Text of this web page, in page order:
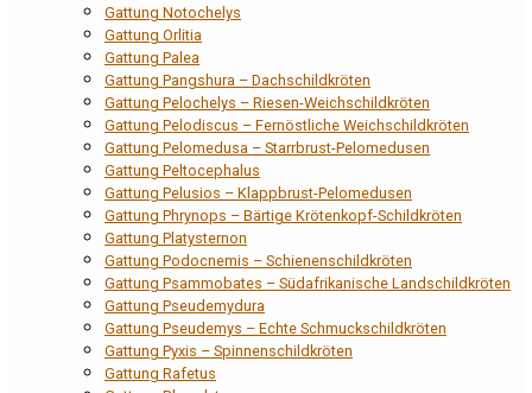
Gattung Notochelys
Gattung Orlitia
Gattung Palea
Gattung Pangshura – Dachschildkröten
Gattung Pelochelys – Riesen-Weichschildkröten
Gattung Pelodiscus – Fernöstliche Weichschildkröten
Gattung Pelomedusa – Starrbrust-Pelomedusen
Gattung Peltocephalus
Gattung Pelusios – Klappbrust-Pelomedusen
Gattung Phrynops – Bärtige Krötenkopf-Schildkröten
Gattung Platysternon
Gattung Podocnemis – Schienenschildkröten
Gattung Psammobates – Südafrikanische Landschildkröten
Gattung Pseudemydura
Gattung Pseudemys – Echte Schmuckschildkröten
Gattung Pyxis – Spinnenschildkröten
Gattung Rafetus